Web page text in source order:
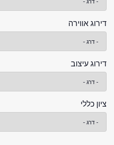
דירוג אווירה
דירוג עיצוב
ציון כללי